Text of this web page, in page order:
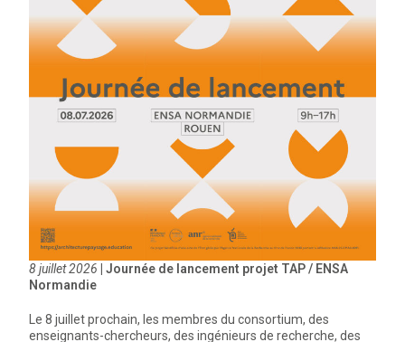
8 juillet 2026 | Journée de lancement projet TAP / ENSA
Normandie
Le 8 juillet prochain, les membres du consortium, des
enseignants-chercheurs, des ingénieurs de recherche, des